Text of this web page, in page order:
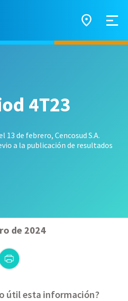
4T23
13 de febrero, Cencosud S.A.
a la publicación de resultados
de 2024
útil esta información?